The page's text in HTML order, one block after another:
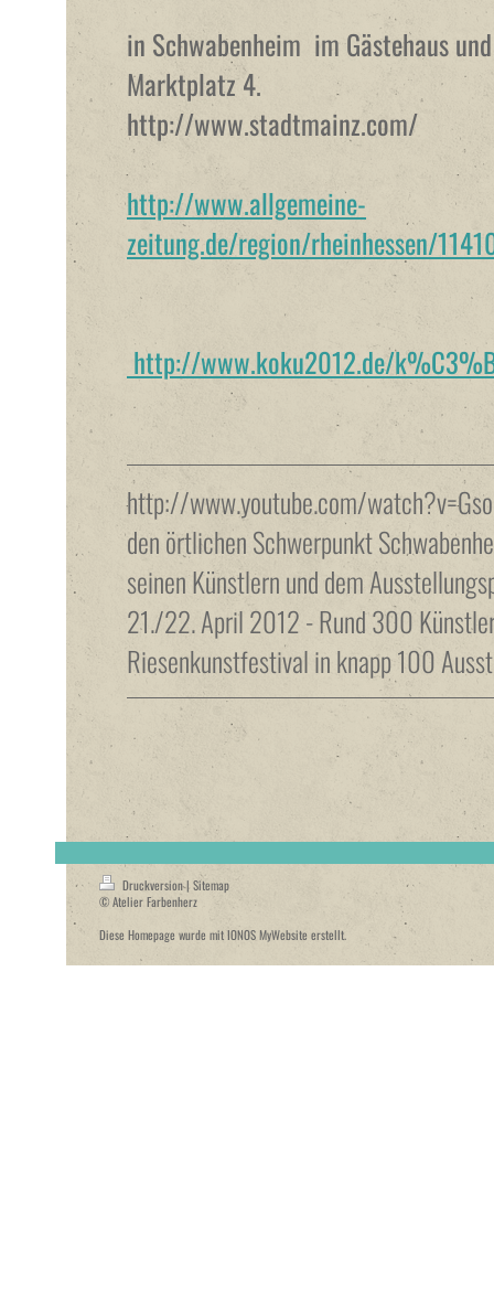
in Schwabenheim im Gästehaus
Marktplatz 4.
http://www.stadtmainz.com/
http://www.allgemeine-
zeitung.de/region/rheinhessen/
http://www.koku2012.de/
http://www.youtube.com/
den örtlichen Schwerpunkt
seinen Künstlern und dem
21./22. April 2012 - Rund 300
Riesenkunstfestival in knapp 100
Druckversion|Sitemap
© Atelier Farbenherz
Diese Homepage wurde mitIONOS MyWebsite erstellt.